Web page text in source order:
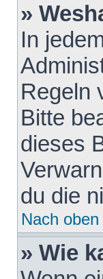
»
In
Regeln
Bitte
dieses
du die
Nach oben
» Wie